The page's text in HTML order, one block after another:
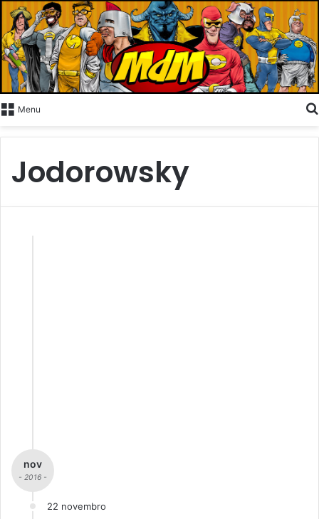
Menu
Jodorowsky
nov
- 2016 -
22 novembro